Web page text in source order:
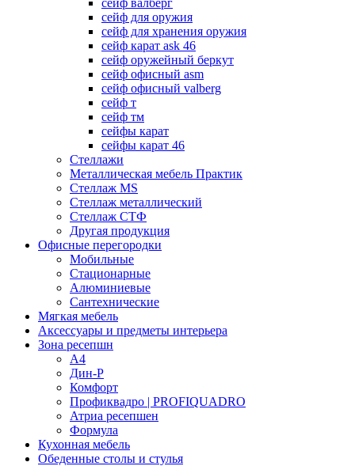
сейф валберг
сейф для оружия
сейф для хранения оружия
сейф карат ask 46
сейф оружейный беркут
сейф офисный asm
сейф офисный valberg
сейф т
сейф тм
сейфы карат
сейфы карат 46
Стеллажи
Металлическая мебель Практик
Стеллаж MS
Стеллаж металлический
Стеллаж СТФ
Другая продукция
Офисные перегородки
Мобильные
Стационарные
Алюминиевые
Сантехнические
Мягкая мебель
Аксессуары и предметы интерьера
Зона ресепшн
А4
Дин-Р
Комфорт
Профиквадро | PROFIQUADRO
Атриа ресепшен
Формула
Кухонная мебель
Обеденные столы и стулья